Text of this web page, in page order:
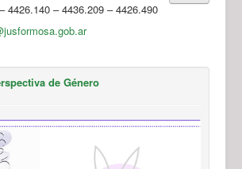
4426.140 – 4436.209 – 4426.490
de Género